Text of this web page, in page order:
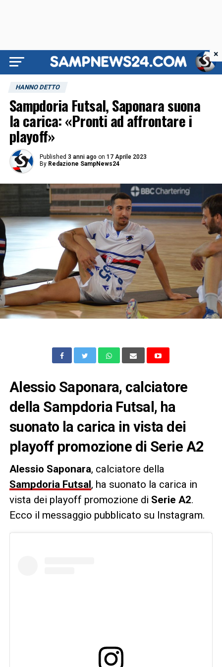
HANNO DETTO
Sampdoria Futsal, Saponara suona
la carica: «Pronti ad affrontare i
playoff»
Published 3 anni ago on 17 Aprile 2023
By Redazione SampNews24
Alessio Saponara, calciatore
della Sampdoria Futsal, ha
suonato la carica in vista dei
playoff promozione di Serie A2
Alessio Saponara, calciatore della
Sampdoria Futsal, ha suonato la carica in
vista dei playoff promozione di Serie A2.
Ecco il messaggio pubblicato su Instagram.
×